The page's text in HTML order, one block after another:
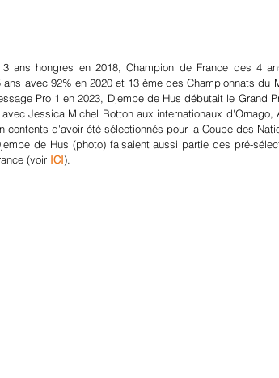
ans hongres en 2018, Champion de France des 4
avec 92% en 2020 et 13 ème des Championnats du
Pro 1 en 2023, Djembe de Hus débutait le Grand
Jessica Michel Botton aux internationaux d'Ornago,
contents d'avoir été sélectionnés pour la Coupe des
de Hus (photo) faisaient aussi partie des pré-
(voir ICI).